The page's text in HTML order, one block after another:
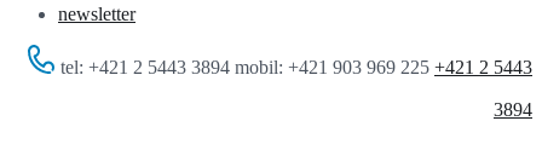
newsletter
tel: +421 2 5443 3894 mobil: +421 903 969 225 +421 2 5443
3894